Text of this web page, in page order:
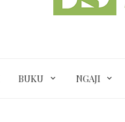
BUKU NGAJI